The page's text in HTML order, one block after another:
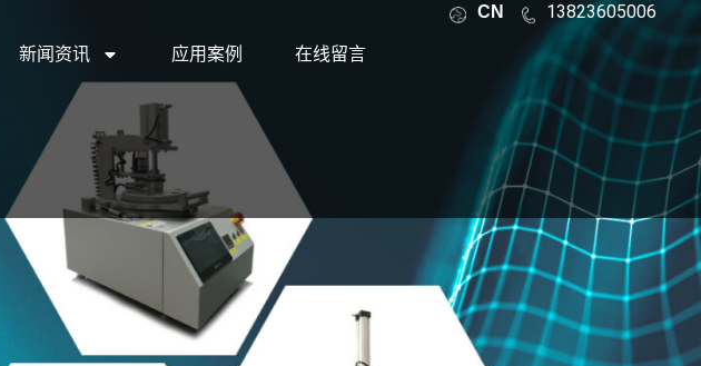
新闻资讯 应用案例 在线留言
CN 13823605006